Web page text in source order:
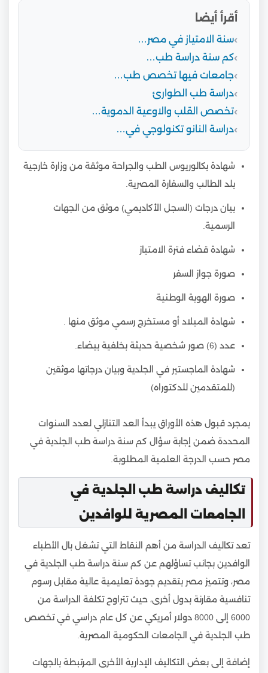
أقرأ أيضا
سنة الامتياز في مصر…
كم سنة دراسة طب…
جامعات فيها تخصص طب…
دراسة طب الطوارئ
تخصص القلب والاوعية الدموية…
دراسة النانو تكنولوجي في…
شهادة بكالوريوس الطب والجراحة موثقة من وزارة خارجية
بلد الطالب والسفارة المصرية.
بيان درجات (السجل الأكاديمي) موثق من الجهات
الرسمية.
شهادة قضاء فترة الامتياز
صورة جواز السفر
صورة الهوية الوطنية
شهادة الميلاد أو مستخرج رسمي موثق منها .
عدد (6) صور شخصية حديثة بخلفية بيضاء.
شهادة الماجستير في الجلدية وبيان درجاتها موثقين
(للمتقدمين للدكتوراه)
بمجرد قبول هذه الأوراق يبدأ العد التنازلي لعدد السنوات
المحددة ضمن إجابة سؤال كم سنة دراسة طب الجلدية في
مصر حسب الدرجة العلمية المطلوبة.
تكاليف دراسة طب الجلدية في
الجامعات المصرية للوافدين
تعد تكاليف الدراسة من أهم النقاط التي تشغل بال الأطباء
الوافدين بجانب تساؤلهم عن كم سنة دراسة طب الجلدية في
مصر، وتتميز مصر بتقديم جودة تعليمية عالية مقابل رسوم
تنافسية مقارنة بدول أخرى، حيث تتراوح تكلفة الدراسة من
6000 إلى 8000 دولار أمريكي عن كل عام دراسي في تخصص
طب الجلدية في الجامعات الحكومية المصرية.
إضافة إلى بعض التكاليف الإدارية الأخرى المرتبطة بالجهات